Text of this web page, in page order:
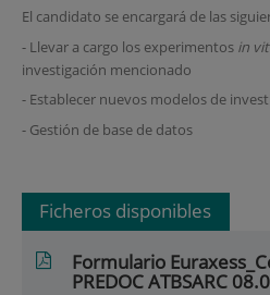
El candidato se encargará de las
- Llevar a cargo los experimentos in
investigación mencionado
- Establecer nuevos modelos de
- Gestión de base de datos
Ficheros disponibles
Formulario
PREDOC ATBSARC